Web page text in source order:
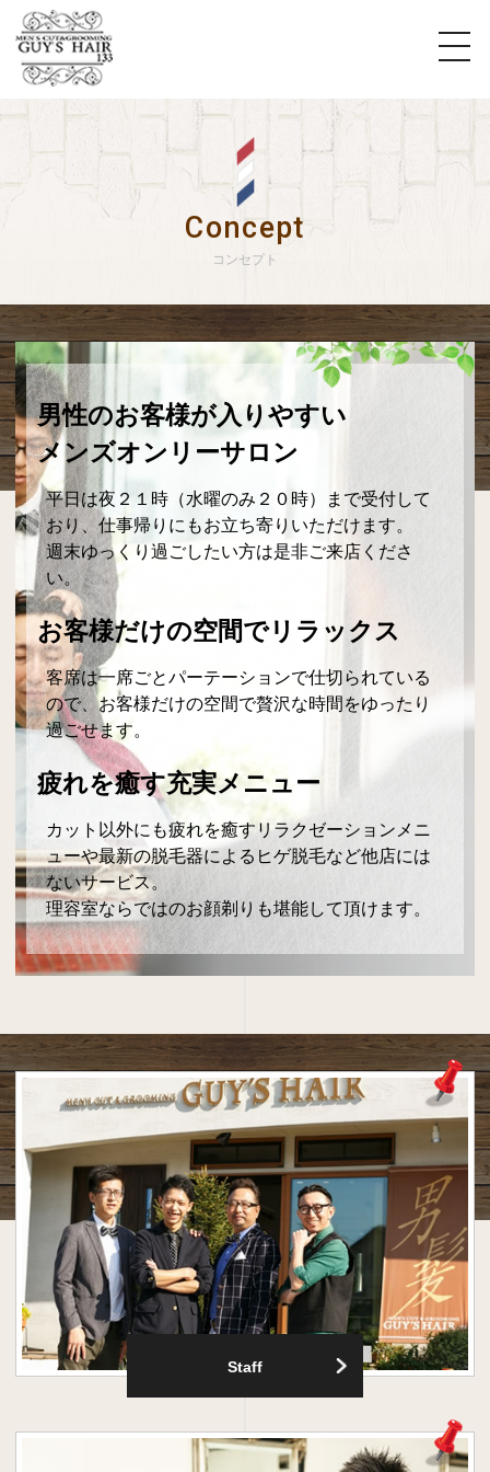
Concept
コンセプト
男性のお客様が入りやすい
メンズオンリーサロン
平日は夜２１時（水曜のみ２０時）まで受付して
おり、仕事帰りにもお立ち寄りいただけます。
週末ゆっくり過ごしたい方は是非ご来店くださ
い。
お客様だけの空間でリラックス
客席は一席ごとパーテーションで仕切られている
ので、お客様だけの空間で贅沢な時間をゆったり
過ごせます。
疲れを癒す充実メニュー
カット以外にも疲れを癒すリラクゼーションメニ
ューや最新の脱毛器によるヒゲ脱毛など他店には
ないサービス。
理容室ならではのお顔剃りも堪能して頂けます。
Staff